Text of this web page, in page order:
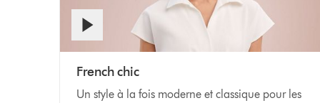
French chic
Un style à la fois moderne et classique pour les